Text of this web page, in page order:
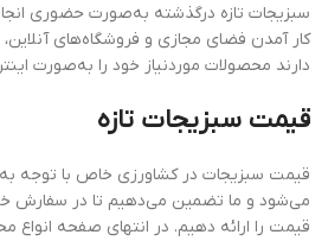
سبزیجات تازه درگذشته به‌صورت حضوری
کار آمدن فضای مجازی و فروشگاه‌های آنلاین،
دارند محصولات موردنیاز خود را به‌صورت
قیمت سبزیجات تازه
قیمت سبزیجات در کشاورزی خاص با توجه
می‌شود و ما تضمین می‌دهیم تا در سفارش
قیمت را ارائه دهیم. در انتهای صفحه